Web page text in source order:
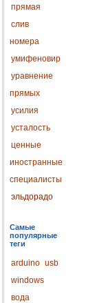
прямая
слив
номера
умифеновир
уравнение
прямых
усилия
усталость
ценные
иностранные
специалисты
эльдорадо
Самые
популярные
теги
arduino usb
windows
вода